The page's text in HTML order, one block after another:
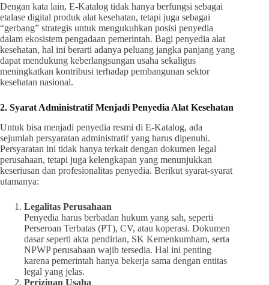
Dengan kata lain, E-Katalog tidak hanya berfungsi sebagai
etalase digital produk alat kesehatan, tetapi juga sebagai
“gerbang” strategis untuk mengukuhkan posisi penyedia
dalam ekosistem pengadaan pemerintah. Bagi penyedia alat
kesehatan, hal ini berarti adanya peluang jangka panjang yang
dapat mendukung keberlangsungan usaha sekaligus
meningkatkan kontribusi terhadap pembangunan sektor
kesehatan nasional.
2. Syarat Administratif Menjadi Penyedia Alat Kesehatan
Untuk bisa menjadi penyedia resmi di E-Katalog, ada
sejumlah persyaratan administratif yang harus dipenuhi.
Persyaratan ini tidak hanya terkait dengan dokumen legal
perusahaan, tetapi juga kelengkapan yang menunjukkan
keseriusan dan profesionalitas penyedia. Berikut syarat-syarat
utamanya:
Legalitas Perusahaan
Penyedia harus berbadan hukum yang sah, seperti
Perseroan Terbatas (PT), CV, atau koperasi. Dokumen
dasar seperti akta pendirian, SK Kemenkumham, serta
NPWP perusahaan wajib tersedia. Hal ini penting
karena pemerintah hanya bekerja sama dengan entitas
legal yang jelas.
Perizinan Usaha